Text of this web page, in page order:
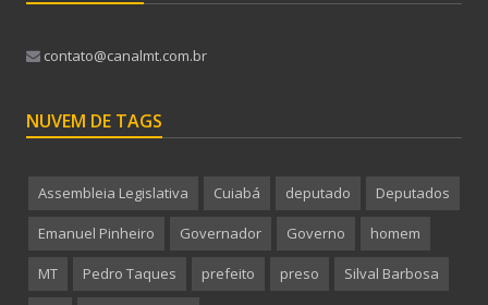
contato@canalmt.com.br
NUVEM DE TAGS
Assembleia Legislativa Cuiabá deputado Deputados
Emanuel Pinheiro Governador Governo homem
MT Pedro Taques prefeito preso Silval Barbosa